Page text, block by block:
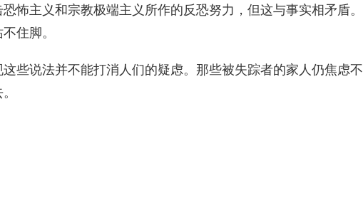
怖主义和宗教极端主义所作的反恐努力，但这与事实相矛盾。
住脚。
些说法并不能打消人们的疑虑。那些被失踪者的家人仍焦虑不